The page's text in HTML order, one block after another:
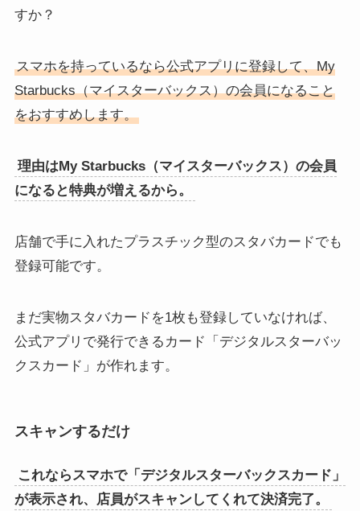
すか？
スマホを持っているなら公式アプリに登録して、My
Starbucks（マイスターバックス）の会員になること
をおすすめします。
理由はMy Starbucks（マイスターバックス）の会員
になると特典が増えるから。
店舗で手に入れたプラスチック型のスタバカードでも
登録可能です。
まだ実物スタバカードを1枚も登録していなければ、
公式アプリで発行できるカード「デジタルスターバッ
クスカード」が作れます。
スキャンするだけ
これならスマホで「デジタルスターバックスカード」
が表示され、店員がスキャンしてくれて決済完了。